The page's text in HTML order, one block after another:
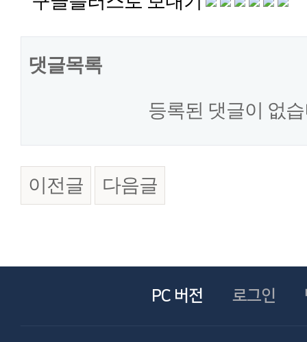
댓글목록
등록된 댓글이 없
이전글 다음글
PC 버전 로그인